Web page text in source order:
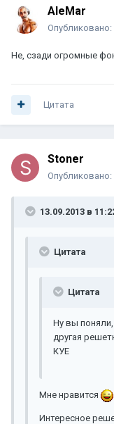
AleMar
Опубликовано:
Не, сзади огромные
Цитата
Stoner
Опубликовано:
13.09.2013 в
Цитата
Цитата
Ну вы
другая
КУЕ
Мне нравится
Интересное